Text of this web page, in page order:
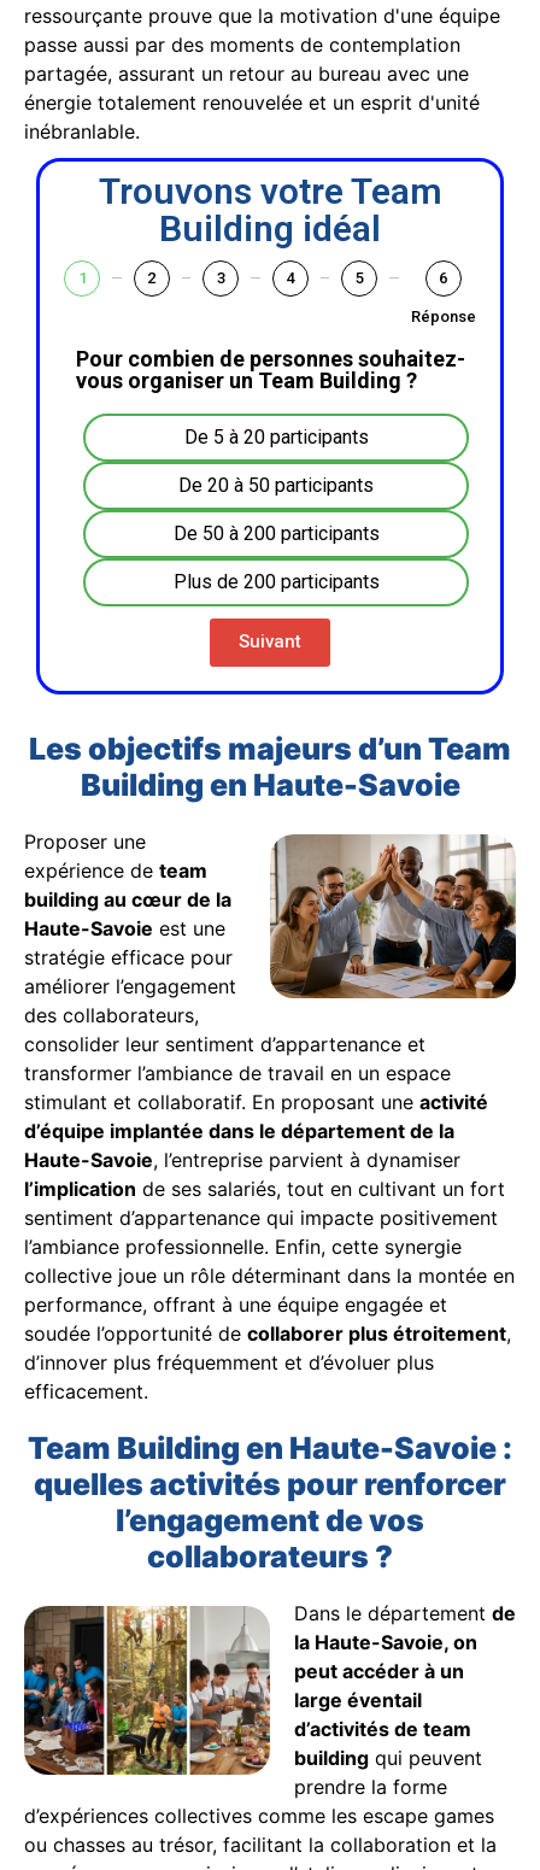
ressourçante prouve que la motivation d'une équipe
passe aussi par des moments de contemplation
partagée, assurant un retour au bureau avec une
énergie totalement renouvelée et un esprit d'unité
inébranlable.
Trouvons votre Team
Building idéal
1 2 3 4 5 6
Réponse
Pour combien de personnes souhaitez-
vous organiser un Team Building ?
De 5 à 20 participants
De 20 à 50 participants
De 50 à 200 participants
Plus de 200 participants
Suivant
Les objectifs majeurs d’un Team
Building en Haute-Savoie
Proposer une
expérience de team
building au cœur de la
Haute-Savoie est une
stratégie efficace pour
améliorer l’engagement
des collaborateurs,
consolider leur sentiment d’appartenance et
transformer l’ambiance de travail en un espace
stimulant et collaboratif. En proposant une activité
d’équipe implantée dans le département de la
Haute-Savoie, l’entreprise parvient à dynamiser
l’implication de ses salariés, tout en cultivant un fort
sentiment d’appartenance qui impacte positivement
l’ambiance professionnelle. Enfin, cette synergie
collective joue un rôle déterminant dans la montée en
performance, offrant à une équipe engagée et
soudée l’opportunité de collaborer plus étroitement,
d’innover plus fréquemment et d’évoluer plus
efficacement.
Team Building en Haute-Savoie :
quelles activités pour renforcer
l’engagement de vos
collaborateurs ?
Dans le département de
la Haute-Savoie, on
peut accéder à un
large éventail
d’activités de team
building qui peuvent
prendre la forme
d’expériences collectives comme les escape games
ou chasses au trésor, facilitant la collaboration et la